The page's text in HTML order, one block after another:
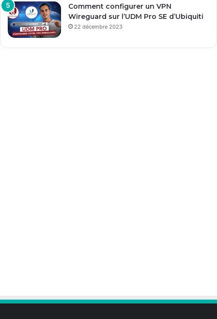
Comment configurer un VPN
Wireguard sur l’UDM Pro SE d’Ubiquiti
22 décembre 2023